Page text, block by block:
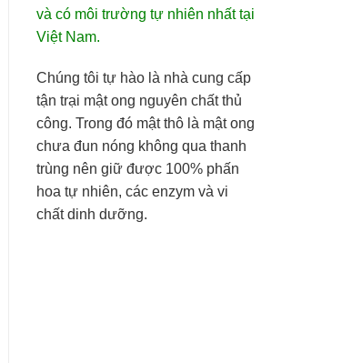
và có môi trường tự nhiên nhất tại
Việt Nam.
Chúng tôi tự hào là nhà cung cấp
tận trại mật ong nguyên chất thủ
công. Trong đó mật thô là mật ong
chưa đun nóng không qua thanh
trùng nên giữ được 100% phấn
hoa tự nhiên, các enzym và vi
chất dinh dưỡng.